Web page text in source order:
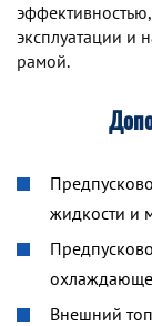
эксплуатации и
рамой.
жидкости и
Внешний